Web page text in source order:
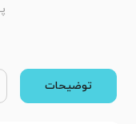
توضیحات